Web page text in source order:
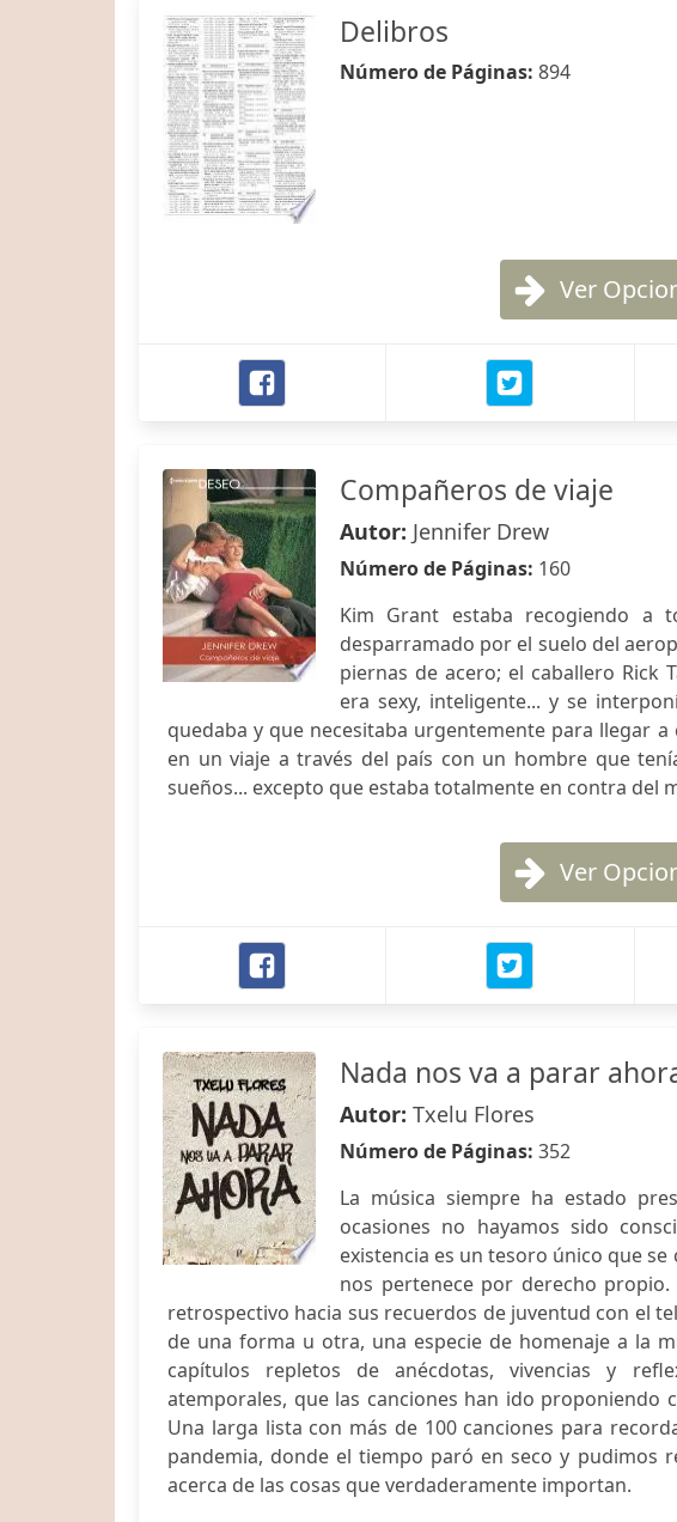
Delibros
Número de Páginas: 894
Ver
Compañeros de viaje
Autor: Jennifer Drew
Número de Páginas: 160
Kim Grant estaba recogiendo
desparramado por el suelo del
piernas de acero; el caballero Rick
era sexy, inteligente... y se
quedaba y que necesitaba urgentemente para llegar
en un viaje a través del país con un hombre que
sueños... excepto que estaba totalmente en contra del
Ver
Nada nos va a parar
Autor: Txelu Flores
Número de Páginas: 352
La música siempre ha estado
ocasiones no hayamos sido
existencia es un tesoro único que
nos pertenece por derecho
retrospectivo hacia sus recuerdos de juventud con el
de una forma u otra, una especie de homenaje a la
capítulos repletos de anécdotas, vivencias y
atemporales, que las canciones han ido proponiendo
Una larga lista con más de 100 canciones para
pandemia, donde el tiempo paró en seco y pudimos
acerca de las cosas que verdaderamente importan.